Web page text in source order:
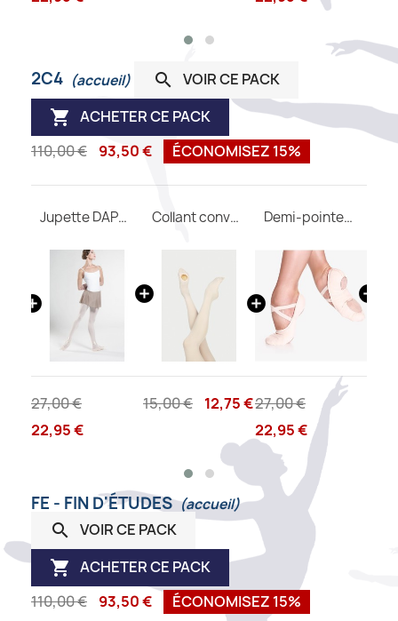
2C4 (accueil)  VOIR CE PACK
 ACHETER CE PACK
110,00 €
93,50 € ÉCONOMISEZ 15%
Jupette DAPHNE WEAR MOI
27,00 €
22,95 €
Collant convertible DIV03 WEAR MOI
15,00 € 12,75 €
Demi-pointes SO DANCA SD16 B
27,00 €
22,95 €
FE - FIN D'ÉTUDES (accueil)
 VOIR CE PACK
 ACHETER CE PACK
110,00 €
93,50 € ÉCONOMISEZ 15%